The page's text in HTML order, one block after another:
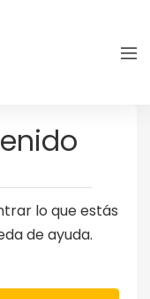
lo que estás
de ayuda.